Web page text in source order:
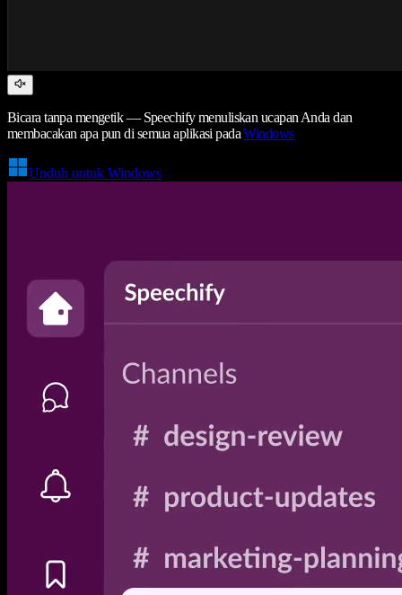
Bicara tanpa mengetik — Speechify menuliskan ucapan Anda dan
membacakan apa pun di semua aplikasi padaWindows
Unduh untuk Windows